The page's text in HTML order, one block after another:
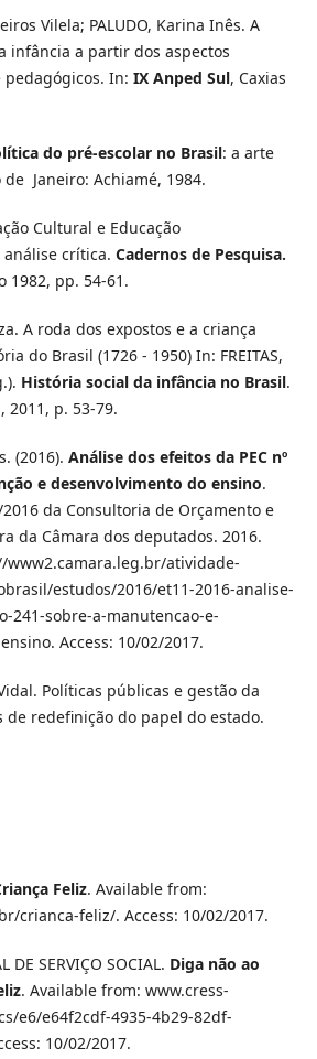
Vilela; PALUDO, Karina Inês. A
infância a partir dos aspectos
In: IX Anped Sul, Caxias
do pré-escolar no Brasil: a arte
Janeiro: Achiamé, 1984.
Cultural e Educação
crítica. Cadernos de Pesquisa.
1982, pp. 54-61.
A roda dos expostos e a criança
do Brasil (1726 - 1950) In: FREITAS,
História social da infância no Brasil.
2011, p. 53-79.
(2016). Análise dos efeitos da PEC nº
e desenvolvimento do ensino.
2016 da Consultoria de Orçamento e
da Câmara dos deputados. 2016.
atividade-
estudos/2016/et11-2016-analise-
241-sobre-a-manutencao-e-
Access: 10/02/2017.
Políticas públicas e gestão da
de redefinição do papel do estado.
Feliz. Available from:
crianca-feliz/. Access: 10/02/2017.
DE SERVIÇO SOCIAL. Diga não ao
. Available from: www.cress-
e6/e64f2cdf-4935-4b29-82df-
10/02/2017.